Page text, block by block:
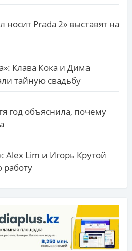
Prada 2» выставят на
Клава Кока и Дима
тайную свадьбу
год объяснила, почему
Lim и Игорь Крутой
работу